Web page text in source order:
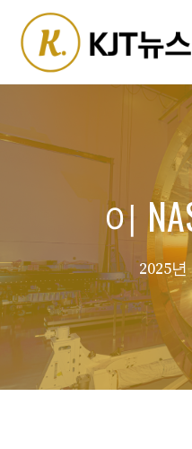
content
이
2025년